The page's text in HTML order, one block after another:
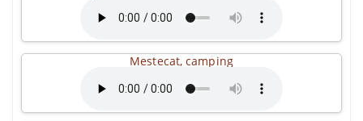
Mestecat, camping